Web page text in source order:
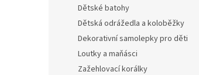
Dětské batohy
Dětská odrážedla a koloběžky
Dekorativní samolepky pro děti
Loutky a maňásci
Zažehlovací korálky